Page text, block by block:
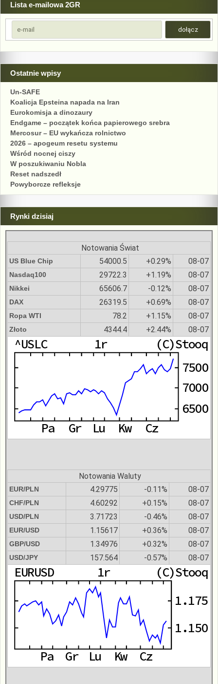
Lista e-mailowa 2GR
Ostatnie wpisy
Un-SAFE
Koalicja Epsteina napada na Iran
Eurokomisja a dinozaury
Endgame – początek końca papierowego srebra
Mercosur – EU wykańcza rolnictwo
2026 – apogeum resetu systemu
Wśród nocnej ciszy
W poszukiwaniu Nobla
Reset nadszedł
Powyborcze refleksje
Rynki dzisiaj
Notowania Świat
US Blue Chip 54000.5 +0.29% 08-07
Nasdaq100 29722.3 +1.19% 08-07
Nikkei 65606.7 -0.12% 08-07
DAX 26319.5 +0.69% 08-07
Ropa WTI 78.2 +1.15% 08-07
Złoto 4344.4 +2.44% 08-07
Notowania Waluty
EUR/PLN 4.29775 -0.11% 08-07
CHF/PLN 4.60292 +0.15% 08-07
USD/PLN 3.71723 -0.46% 08-07
EUR/USD 1.15617 +0.36% 08-07
GBP/USD 1.34976 +0.32% 08-07
USD/JPY 157.564 -0.57% 08-07